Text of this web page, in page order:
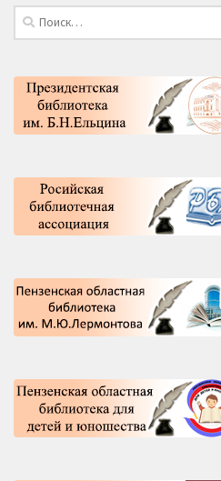
Найти: